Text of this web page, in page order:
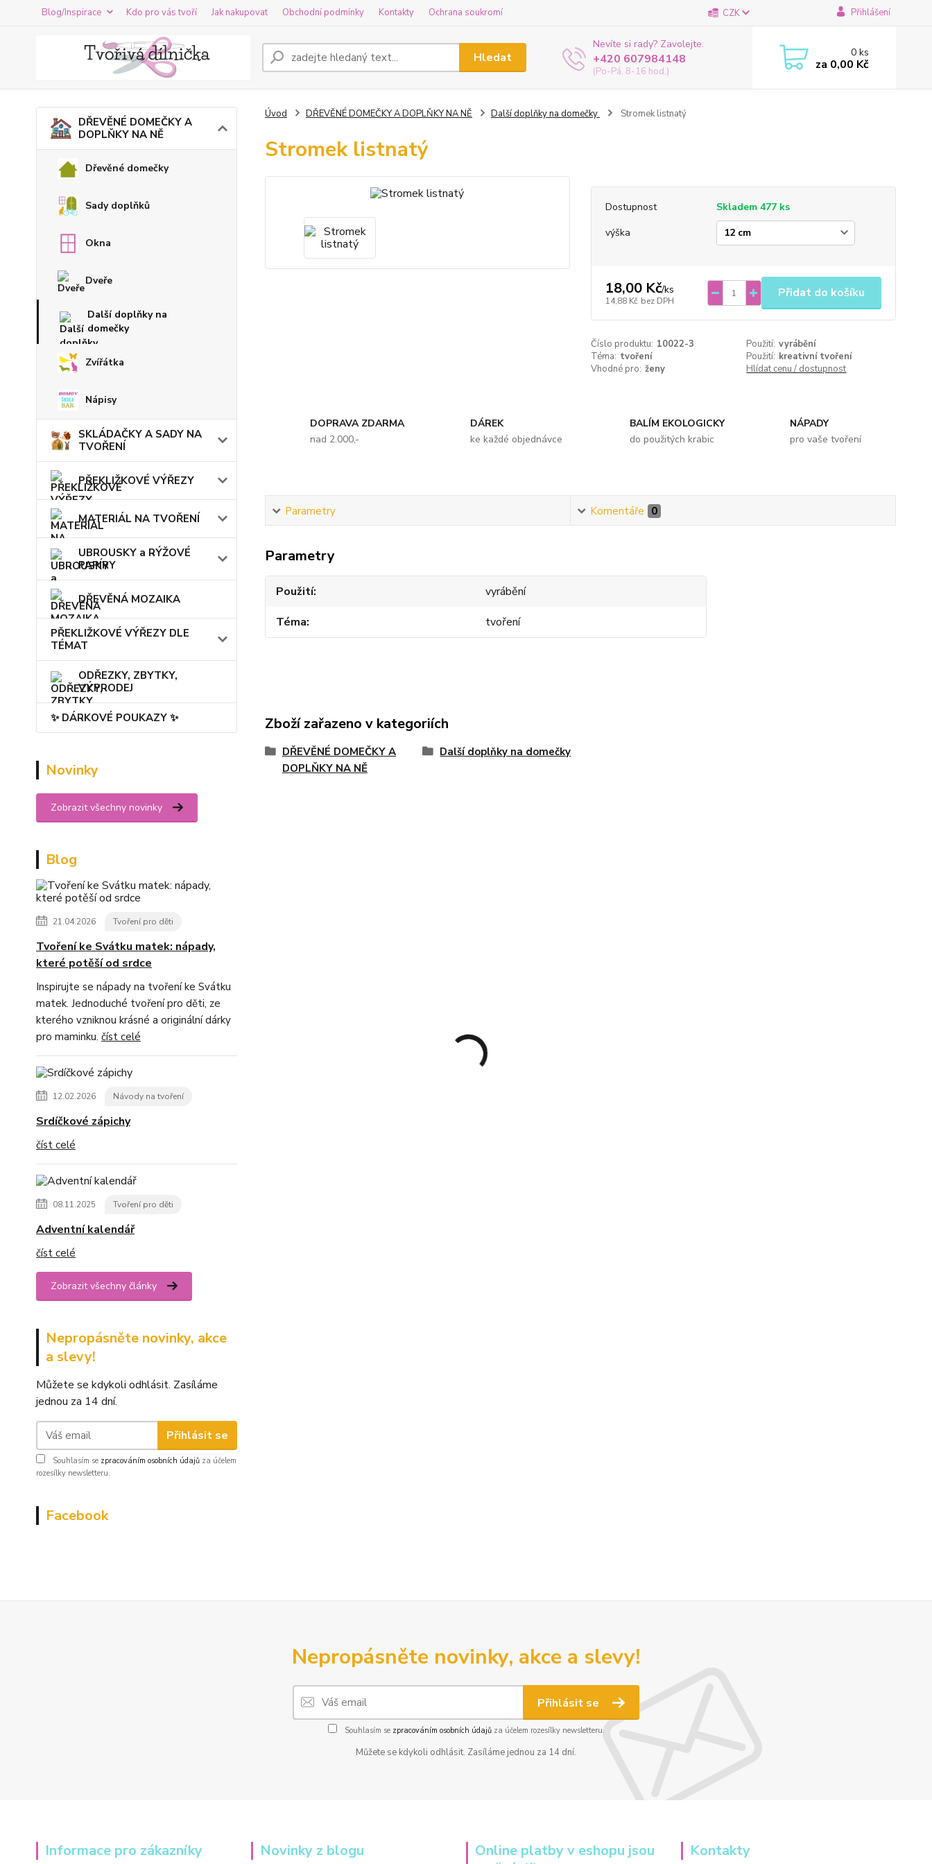
Blog/Inspirace Kdo pro vás tvoří Jak nakupovat Obchodní podmínky Kontakty Ochrana soukromí CZK Přihlášení
Hledat
Nevíte si rady? Zavolejte.
+420 607984148
(Po-Pá, 8-16 hod.)
0ks
za 0,00 Kč
DŘEVĚNÉ DOMEČKY A
DOPLŇKY NA NĚ
Dřevěné domečky
Sady doplňků
Okna
Dveře
Další doplňky na
domečky
Zvířátka
Nápisy
SKLÁDAČKY A SADY NA
TVOŘENÍ
PŘEKLIŽKOVÉ VÝŘEZY
MATERIÁL NA TVOŘENÍ
UBROUSKY a RÝŽOVÉ
PAPÍRY
DŘEVĚNÁ MOZAIKA
PŘEKLIŽKOVÉ VÝŘEZY DLE
TÉMAT
ODŘEZKY, ZBYTKY,
VÝPRODEJ
✨ DÁRKOVÉ POUKAZY ✨
Novinky
Zobrazit všechny novinky
Blog
21.04.2026 Tvoření pro děti
Tvoření ke Svátku matek: nápady,
které potěší od srdce
Inspirujte se nápady na tvoření ke Svátku
matek. Jednoduché tvoření pro děti, ze
kterého vzniknou krásné a originální dárky
pro maminku. číst celé
12.02.2026 Návody na tvoření
Srdíčkové zápichy
číst celé
08.11.2025 Tvoření pro děti
Adventní kalendář
číst celé
Zobrazit všechny články
Nepropásněte novinky, akce
a slevy!
Můžete se kdykoli odhlásit. Zasíláme
jednou za 14 dní.
Přihlásit se
Souhlasím se zpracováním osobních údajů za účelem
rozesílky newsletteru.
Facebook
Úvod DŘEVĚNÉ DOMEČKY A DOPLŇKY NA NĚ Další doplňky na domečky Stromek listnatý
Stromek listnatý
Dostupnost
Skladem 477 ks
výška
18,00 Kč/ks
14,88 Kč bez DPH
Přidat do košíku
Číslo produktu: 10022-3 Použití: vyrábění
Téma: tvoření Použití: kreativní tvoření
Vhodné pro: ženy Hlídat cenu / dostupnost
DOPRAVA ZDARMA
nad 2.000,-
DÁREK
ke každé objednávce
BALÍM EKOLOGICKY
do použitých krabic
NÁPADY
pro vaše tvoření
Parametry Komentáře 0
Parametry
Použití
vyrábění
Téma
tvoření
Zboží zařazeno v kategoriích
DŘEVĚNÉ DOMEČKY A
DOPLŇKY NA NĚ
Další doplňky na domečky
Nepropásněte novinky, akce a slevy!
Přihlásit se
Souhlasím se zpracováním osobních údajůza účelem rozesílky newsletteru.
Můžete se kdykoli odhlásit. Zasíláme jednou za 14 dní.
Informace pro zákazníky Novinky z blogu
Online platby v eshopu jsou
Kontakty